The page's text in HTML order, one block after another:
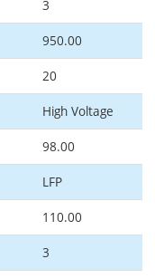
3
950.00
20
High Voltage
98.00
LFP
110.00
3